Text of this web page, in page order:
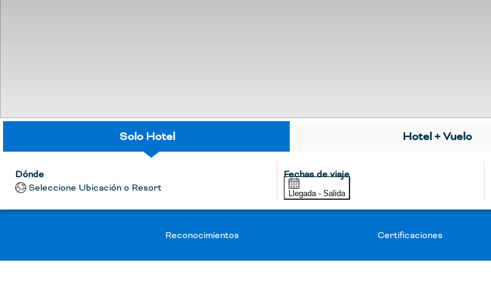
Solo Hotel Hotel + Vuelo
Dónde
Seleccione Ubicación o Resort
Fechas de viaje
Llegada - Salida
Reconocimientos Certificaciones